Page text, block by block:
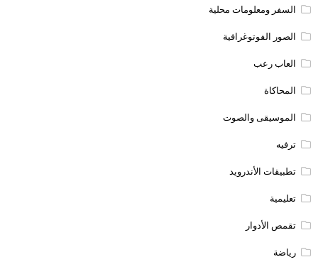
السفر ومعلومات محلية
الصور الفوتوغرافية
العاب رعب
المحاكاة
الموسيقى والصوت
ترفيه
تطبيقات الأندرويد
تعليمية
تقمص الأدوار
رياضة